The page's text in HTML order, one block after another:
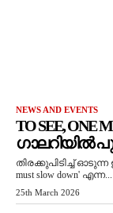
NEWS AND EVENTS
TO SEE, ONE
ഗാലറിയിൽ
തിരക്കുപിടിച്ച്
must slow down' എന്ന...
25th March 2026